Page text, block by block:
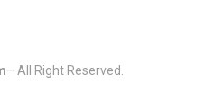
– All Right Reserved.